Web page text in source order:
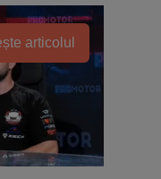
articolul